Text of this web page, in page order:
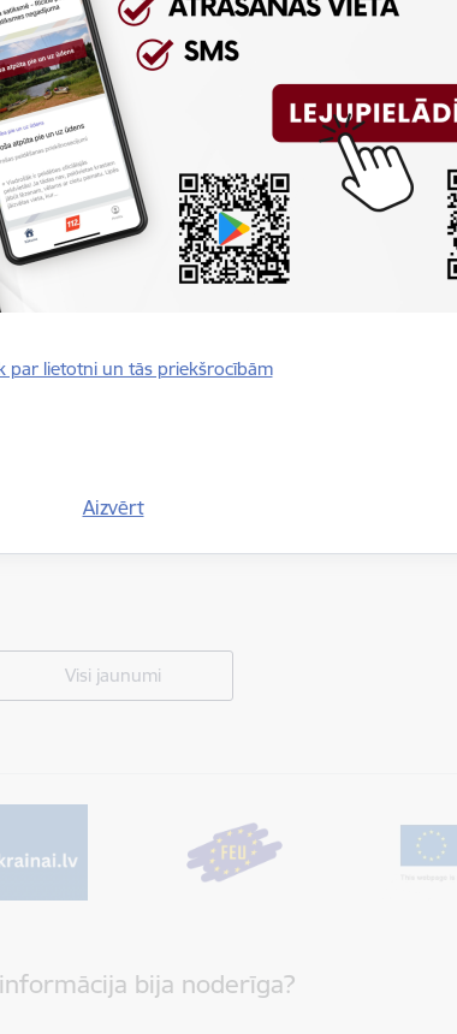
par lietotni un tās priekšrocībām
Aizvērt
ir
kur
05.08.2026. Jaunumi Preses relīzes
Vakar ugunsgrēkos izglābti
Jaunumi Preses relīzes
Piektdien izglābti divi mežā
03.08.2026. Jaunumi Preses relīzes
Visi jaunumi
bija noderīga?